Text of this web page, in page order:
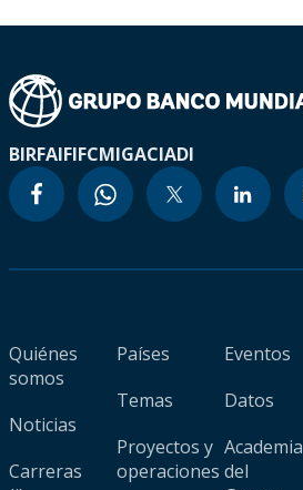
BIRFAIFIFCMIGACIADI
Quiénes
somos
Noticias
Carreras
Países
Temas
Proyectos y
operaciones
Eventos
Datos
Academia
del